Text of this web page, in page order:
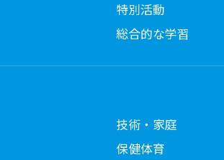
特別活動
総合的な学習
技術・家庭
保健体育